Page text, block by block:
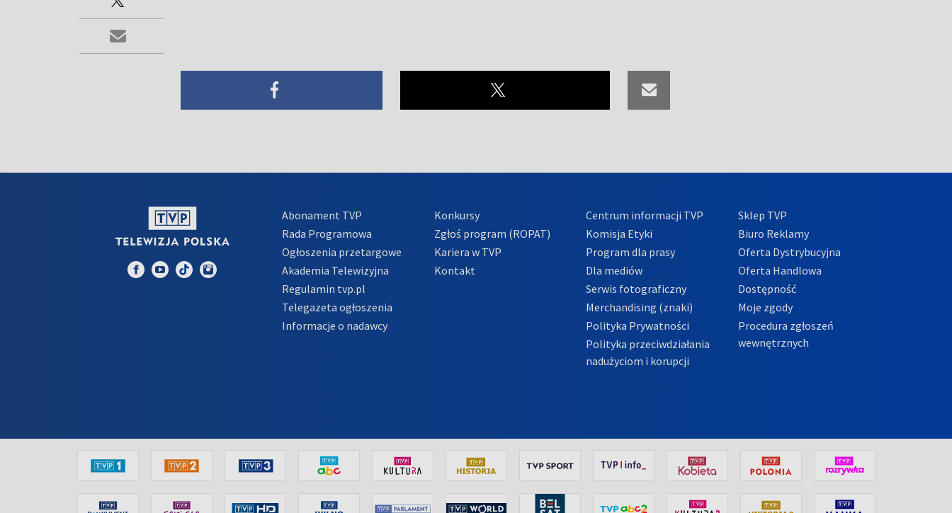
Abonament TVP
Rada Programowa
Ogłoszenia przetargowe
Akademia Telewizyjna
Regulamin tvp.pl
Telegazeta ogłoszenia
Informacje o nadawcy
Konkursy
Zgłoś program (ROPAT)
Kariera w TVP
Kontakt
Centrum informacji TVP
Komisja Etyki
Program dla prasy
Dla mediów
Serwis fotograficzny
Merchandising (znaki)
Polityka Prywatności
Polityka przeciwdziałania
nadużyciom i korupcji
Sklep TVP
Biuro Reklamy
Oferta Dystrybucyjna
Oferta Handlowa
Dostępność
Moje zgody
Procedura zgłoszeń
wewnętrznych